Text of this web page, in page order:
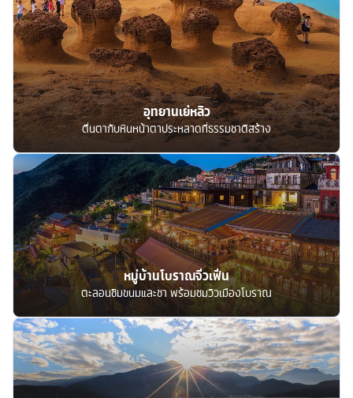
อุทยานเย่หลิว
ตื่นตากับหินหน้าตาประหลาดที่ธรรมชาติสร้าง
หมู่บ้านโบราณจิ่วเฟิ่น
ตะลอนชิมขนมและชา พร้อมชมวิวเมืองโบราณ